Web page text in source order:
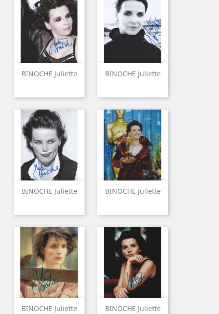
BINOCHE Juliette BINOCHE Juliette
BINOCHE Juliette BINOCHE Juliette
BINOCHE Juliette BINOCHE Juliette